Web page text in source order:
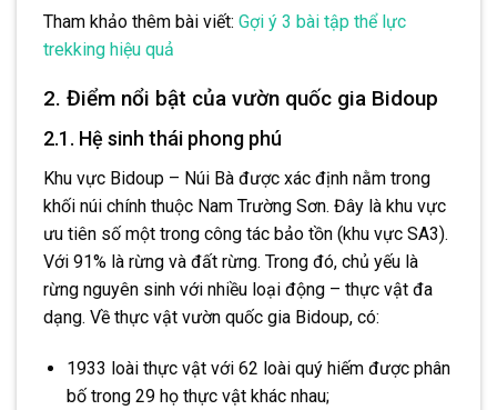
Tham khảo thêm bài viết: Gợi ý 3 bài tập thể lực
trekking hiệu quả
2. Điểm nổi bật của vườn quốc gia Bidoup
2.1. Hệ sinh thái phong phú
Khu vực Bidoup – Núi Bà được xác định nằm trong
khối núi chính thuộc Nam Trường Sơn. Đây là khu vực
ưu tiên số một trong công tác bảo tồn (khu vực SA3).
Với 91% là rừng và đất rừng. Trong đó, chủ yếu là
rừng nguyên sinh với nhiều loại động – thực vật đa
dạng. Về thực vật vườn quốc gia Bidoup, có:
1933 loài thực vật với 62 loài quý hiếm được phân
bố trong 29 họ thực vật khác nhau;